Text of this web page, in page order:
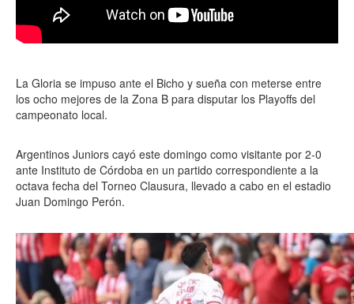
La Gloria se impuso ante el Bicho y sueña con meterse entre
los ocho mejores de la Zona B para disputar los Playoffs del
campeonato local.
Argentinos Juniors cayó este domingo como visitante por 2-0
ante Instituto de Córdoba en un partido correspondiente a la
octava fecha del Torneo Clausura, llevado a cabo en el estadio
Juan Domingo Perón.